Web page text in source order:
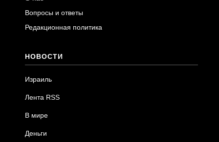
Вопросы и ответы
Редакционная политика
НОВОСТИ
Израиль
Лента RSS
В мире
Деньги